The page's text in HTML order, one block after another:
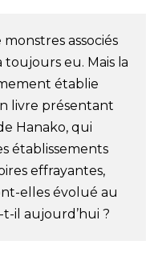
associés
toujours eu. Mais la
établie
livre présentant
Hanako, qui
établissements
effrayantes,
elles évolué au
il aujourd’hui ?